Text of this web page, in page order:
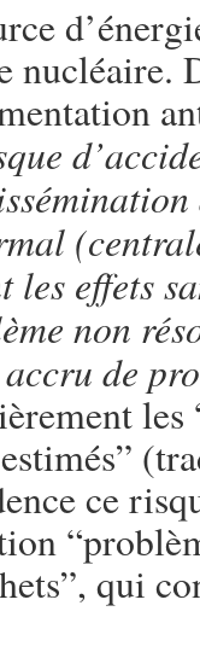
effets
non
accru de
les
ce
qui